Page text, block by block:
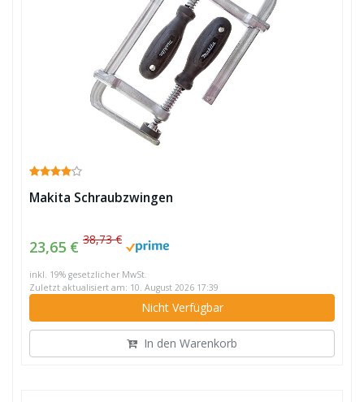
Makita Schraubzwingen
23,65 € 38,73 €
inkl. 19% gesetzlicher MwSt.
Zuletzt aktualisiert am: 10. August 2026 17:39
Nicht Verfügbar
In den Warenkorb